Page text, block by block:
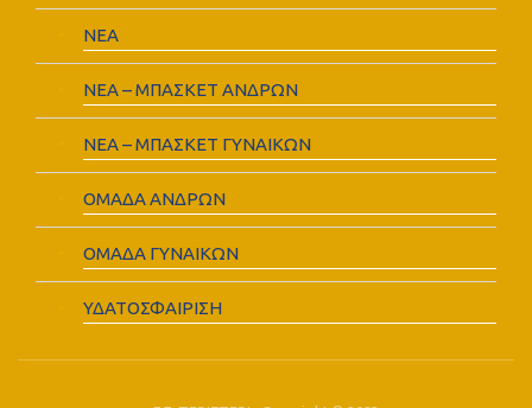
ΝΕΑ
ΝΕΑ – ΜΠΑΣΚΕΤ ΑΝΔΡΩΝ
ΝΕΑ – ΜΠΑΣΚΕΤ ΓΥΝΑΙΚΩΝ
ΟΜΑΔΑ ΑΝΔΡΩΝ
ΟΜΑΔΑ ΓΥΝΑΙΚΩΝ
ΥΔΑΤΟΣΦΑΙΡΙΣΗ